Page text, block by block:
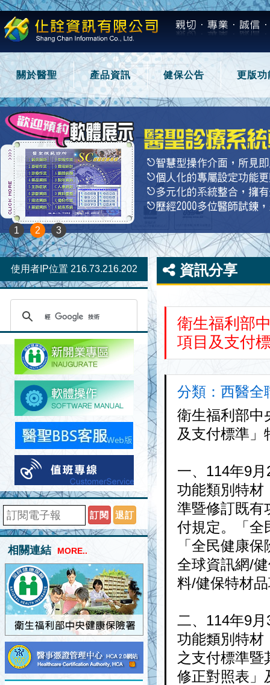
關於醫聖 產品資訊 健保公告 更版功
1 2 3
使用者IP位置 216.73.216.202
訂閱 退訂
相關連結 MORE..
資訊分享
衛生福利部
項目及支付
分類：西醫全
衛生福利部中
及支付標準」
一、114年9
功能類別特材
準暨修訂既有
付規定。「全
「全民健康
全球資訊網/
料/健保特材
二、114年9
功能類別特材
之支付標準暨
修正對照表」